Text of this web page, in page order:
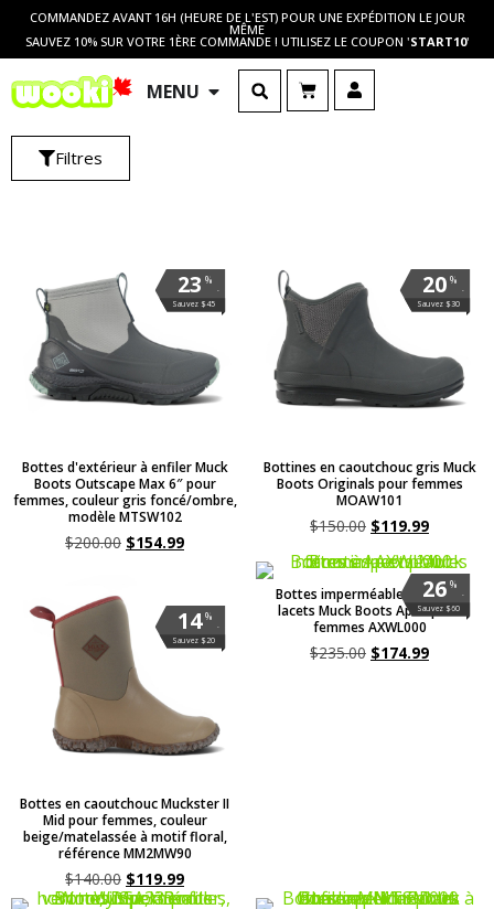
COMMANDEZ AVANT 16H (HEURE DE L'EST) POUR UNE EXPÉDITION LE JOUR
MÊME
SAUVEZ 10% SUR VOTRE 1ÈRE COMMANDE ! UTILISEZ LE COUPON 'START10'
MENU
Filtres
%
.
23
Sauvez $45
Bottes d'extérieur à enfiler Muck
Boots Outscape Max 6″ pour
femmes, couleur gris foncé/ombre,
modèle MTSW102
$200.00 $154.99
%
.
20
Sauvez $30
Bottines en caoutchouc gris Muck
Boots Originals pour femmes
MOAW101
$150.00 $119.99
%
.
14
Sauvez $20
Bottes en caoutchouc Muckster II
Mid pour femmes, couleur
beige/matelassée à motif floral,
référence MM2MW90
$140.00 $119.99
%
.
26
Sauvez $60
Bottes imperméables noires à
lacets Muck Boots Apex pour
femmes AXWL000
$235.00 $174.99